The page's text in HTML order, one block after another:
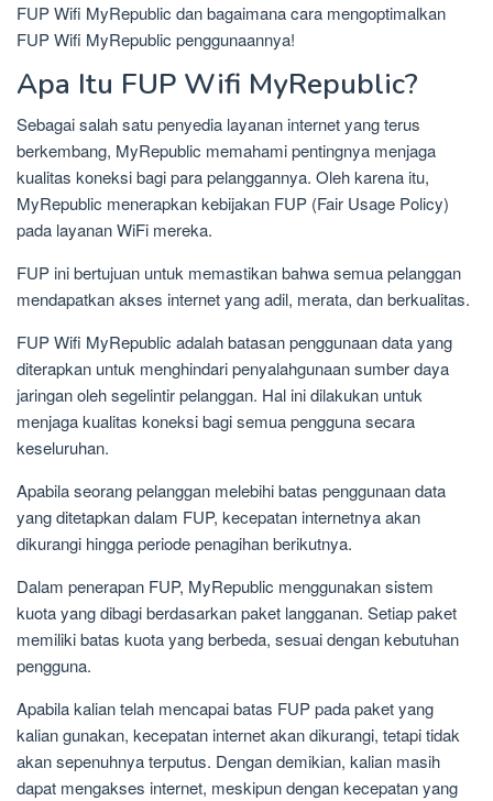
FUP Wifi MyRepublic dan bagaimana cara mengoptimalkan
FUP Wifi MyRepublic penggunaannya!
Apa Itu FUP Wifi MyRepublic?
Sebagai salah satu penyedia layanan internet yang terus
berkembang, MyRepublic memahami pentingnya menjaga
kualitas koneksi bagi para pelanggannya. Oleh karena itu,
MyRepublic menerapkan kebijakan FUP (Fair Usage Policy)
pada layanan WiFi mereka.
FUP ini bertujuan untuk memastikan bahwa semua pelanggan
mendapatkan akses internet yang adil, merata, dan berkualitas.
FUP Wifi MyRepublic adalah batasan penggunaan data yang
diterapkan untuk menghindari penyalahgunaan sumber daya
jaringan oleh segelintir pelanggan. Hal ini dilakukan untuk
menjaga kualitas koneksi bagi semua pengguna secara
keseluruhan.
Apabila seorang pelanggan melebihi batas penggunaan data
yang ditetapkan dalam FUP, kecepatan internetnya akan
dikurangi hingga periode penagihan berikutnya.
Dalam penerapan FUP, MyRepublic menggunakan sistem
kuota yang dibagi berdasarkan paket langganan. Setiap paket
memiliki batas kuota yang berbeda, sesuai dengan kebutuhan
pengguna.
Apabila kalian telah mencapai batas FUP pada paket yang
kalian gunakan, kecepatan internet akan dikurangi, tetapi tidak
akan sepenuhnya terputus. Dengan demikian, kalian masih
dapat mengakses internet, meskipun dengan kecepatan yang